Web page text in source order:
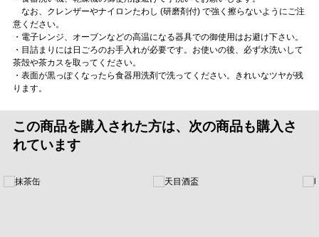
なお、クレンザーやナイロンたわし (研磨剤付) で強く擦らないようにご注
意ください。
・電子レンジ、オーブンなどの高温になる器具での御使用はお避け下さい。
・目詰まりには日ごろのお手入れが必要です。お使いの後、必ず水洗いして
茶殻や茶カスを取ってください。
・表面が黒っぽくなったら食器用洗剤で洗ってください。きれいなツヤが残
ります。
この商品を購入された方は、次の商品も購入さ
れています